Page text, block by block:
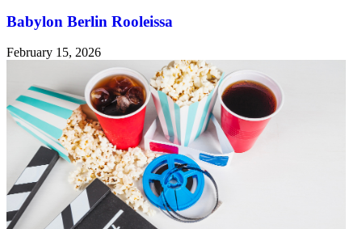
Babylon Berlin Rooleissa
February 15, 2026